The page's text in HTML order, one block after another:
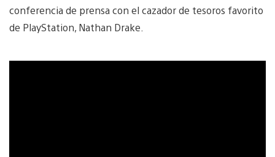
conferencia de prensa con el cazador de tesoros favorito
de PlayStation, Nathan Drake.